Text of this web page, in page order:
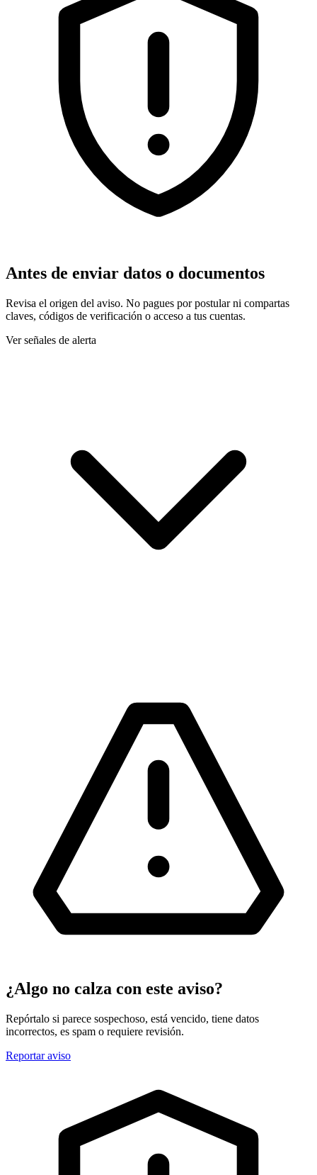
Antes de enviar datos o documentos
Revisa el origen del aviso. No pagues por postular ni compartas
claves, códigos de verificación o acceso a tus cuentas.
Ver señales de alerta
¿Algo no calza con este aviso?
Repórtalo si parece sospechoso, está vencido, tiene datos
incorrectos, es spam o requiere revisión.
Reportar aviso